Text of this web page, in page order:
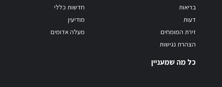
בריאות
דעות
זירת המומחים
הצהרת נגישות
חדשות כללי
מודיעין
מעלה אדומים
כל מה שמעניין